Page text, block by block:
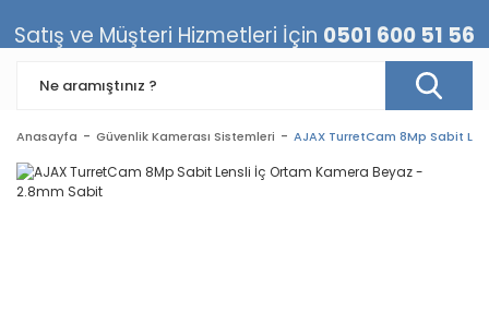
Anasayfa Güvenlik Kamerası Sistemleri AJAX TurretCam 8Mp Sabit
Satış ve Müşteri Hizmetleri İçin 0501 600 51 56